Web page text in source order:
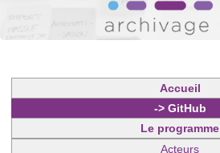
Accueil
-> GitHub
Le programme
Acteurs